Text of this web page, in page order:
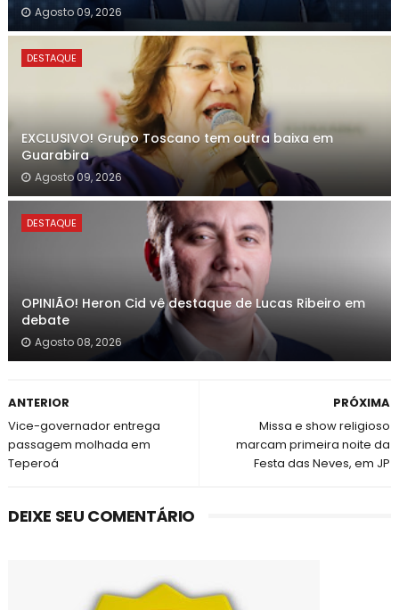
Agosto 09, 2026
DESTAQUE
EXCLUSIVO! Grupo Toscano tem outra baixa em
Guarabira
Agosto 09, 2026
DESTAQUE
OPINIÃO! Heron Cid vê destaque de Lucas Ribeiro em
debate
Agosto 08, 2026
PRÓXIMA
Missa e show religioso
marcam primeira noite da
Festa das Neves, em JP
ANTERIOR
Vice-governador entrega
passagem molhada em
Teperoá
DEIXE SEU COMENTÁRIO